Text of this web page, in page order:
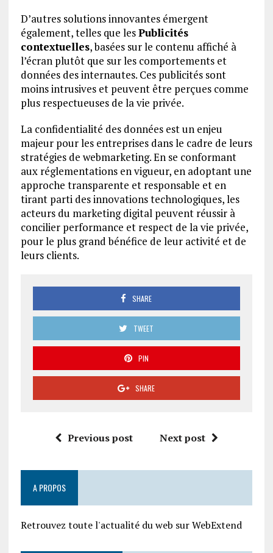
D’autres solutions innovantes émergent
également, telles que lesPublicités
contextuelles, basées sur le contenu affiché à
l’écran plutôt que sur les comportements et
données des internautes. Ces publicités sont
moins intrusives et peuvent être perçues comme
plus respectueuses de la vie privée.
La confidentialité des données est un enjeu
majeur pour les entreprises dans le cadre de leurs
stratégies de webmarketing. En se conformant
aux réglementations en vigueur, en adoptant une
approche transparente et responsable et en
tirant parti des innovations technologiques, les
acteurs du marketing digital peuvent réussir à
concilier performance et respect de la vie privée,
pour le plus grand bénéfice de leur activité et de
leurs clients.
SHARE
TWEET
PIN
SHARE
Previous post Next post
A PROPOS
Retrouvez toute l'actualité du web sur WebExtend